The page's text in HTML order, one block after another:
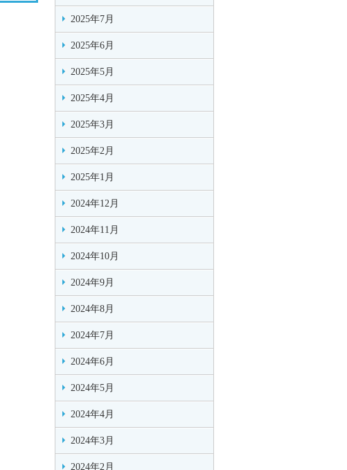
2025年7月
2025年6月
2025年5月
2025年4月
2025年3月
2025年2月
2025年1月
2024年12月
2024年11月
2024年10月
2024年9月
2024年8月
2024年7月
2024年6月
2024年5月
2024年4月
2024年3月
2024年2月